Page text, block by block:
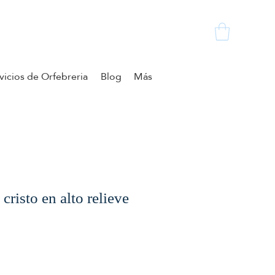
de Orfebreria Blog Más
en alto relieve